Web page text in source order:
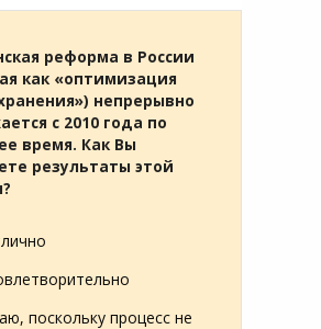
реформа в России
как «оптимизация
непрерывно
с 2010 года по
время. Как Вы
результаты этой
поскольку процесс не